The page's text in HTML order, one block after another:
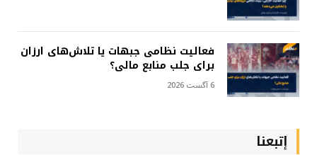
فعالیت نظامی جبهات یا تلاش‌های ارزان
برای جلب منابع مالی؟
6 آگست 2026
إتبعنا